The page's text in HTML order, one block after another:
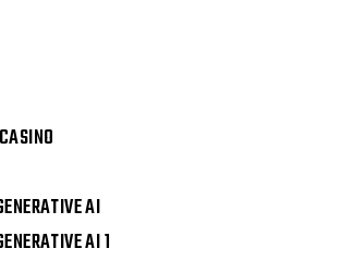
AI
AI 1